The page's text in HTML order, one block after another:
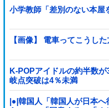
小学教師「差別のない本屋
【画像】 電車ってこうし
K-POPアイドルの約半数
岐点突破は4％未満
|●|韓国人「韓国人が日本